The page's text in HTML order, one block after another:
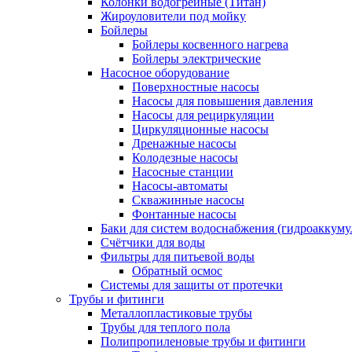
Жироуловители под мойку
Бойлеры
Бойлеры косвенного нагрева
Бойлеры электрические
Насосное оборудование
Поверхностные насосы
Насосы для повышения давления
Насосы для рециркуляции
Циркуляционные насосы
Дренажные насосы
Колодезные насосы
Насосные станции
Насосы-автоматы
Скважинные насосы
Фонтанные насосы
Баки для систем водоснабжения
Счётчики для воды
Фильтры для питьевой воды
Обратный осмос
Системы для защиты от протечки
Трубы и фитинги
Металлопластиковые трубы
Трубы для теплого пола
Полипропиленовые трубы и фитинги